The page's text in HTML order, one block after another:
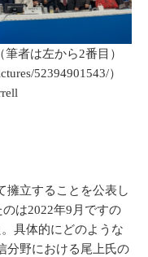
者は左から2番目）
52394901543/）
立することを公表し
は2022年9月ですの
具体的にどのような
分野における尾上氏の